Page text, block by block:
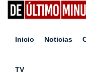
Inicio Noticias
TV